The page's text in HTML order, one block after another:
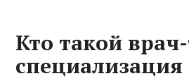
Кто такой
специализация